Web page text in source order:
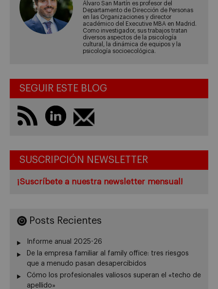
Álvaro San Martín es profesor del
Departamento de Dirección de Personas
en las Organizaciones y director
académico del Executive MBA en Madrid.
Como investigador, sus trabajos tratan
diversos aspectos de la psicología
cultural, la dinámica de equipos y la
psicología socioecológica.
SEGUIR ESTE BLOG
SUSCRIPCIÓN NEWSLETTER
¡Suscríbete a nuestra newsletter mensual!
Posts Recientes
Informe anual 2025-26
De la empresa familiar al family office: tres riesgos
que a menudo pasan desapercibidos
Cómo los profesionales valiosos superan el «techo de
apellido»